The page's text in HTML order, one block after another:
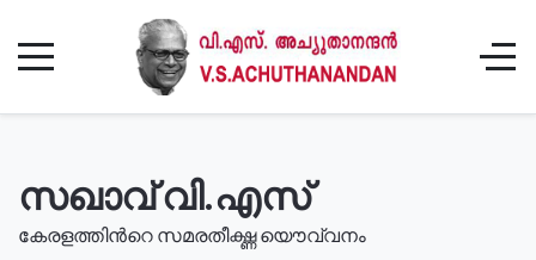
സഖാവ് വി.എസ്
കേരളത്തിൻറെ സമരതീക്ഷ്ണ യൌവ്വനം